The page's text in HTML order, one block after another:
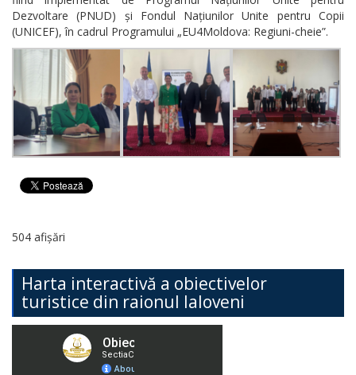
Dezvoltare (PNUD) și Fondul Națiunilor Unite pentru Copii
(UNICEF), în cadrul Programului „EU4Moldova: Regiuni-cheie”.
504 afișări
Harta interactivă a obiectivelor
turistice din raionul Ialoveni